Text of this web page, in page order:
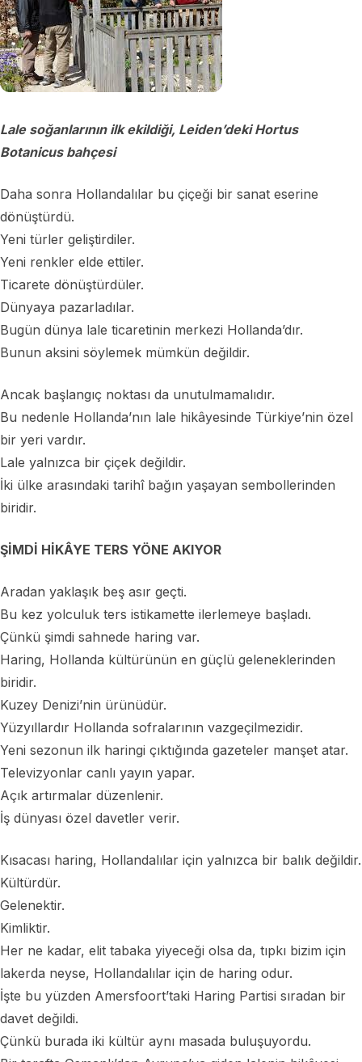
Lale soğanlarının ilk ekildiği, Leiden’deki Hortus
Botanicus bahçesi
Daha sonra Hollandalılar bu çiçeği bir sanat eserine
dönüştürdü.
Yeni türler geliştirdiler.
Yeni renkler elde ettiler.
Ticarete dönüştürdüler.
Dünyaya pazarladılar.
Bugün dünya lale ticaretinin merkezi Hollanda’dır.
Bunun aksini söylemek mümkün değildir.
Ancak başlangıç noktası da unutulmamalıdır.
Bu nedenle Hollanda’nın lale hikâyesinde Türkiye’nin özel
bir yeri vardır.
Lale yalnızca bir çiçek değildir.
İki ülke arasındaki tarihî bağın yaşayan sembollerinden
biridir.
ŞİMDİ HİKÂYE TERS YÖNE AKIYOR
Aradan yaklaşık beş asır geçti.
Bu kez yolculuk ters istikamette ilerlemeye başladı.
Çünkü şimdi sahnede haring var.
Haring, Hollanda kültürünün en güçlü geleneklerinden
biridir.
Kuzey Denizi’nin ürünüdür.
Yüzyıllardır Hollanda sofralarının vazgeçilmezidir.
Yeni sezonun ilk haringi çıktığında gazeteler manşet atar.
Televizyonlar canlı yayın yapar.
Açık artırmalar düzenlenir.
İş dünyası özel davetler verir.
Kısacası haring, Hollandalılar için yalnızca bir balık değildir.
Kültürdür.
Gelenektir.
Kimliktir.
Her ne kadar, elit tabaka yiyeceği olsa da, tıpkı bizim için
lakerda neyse, Hollandalılar için de haring odur.
İşte bu yüzden Amersfoort’taki Haring Partisi sıradan bir
davet değildi.
Çünkü burada iki kültür aynı masada buluşuyordu.